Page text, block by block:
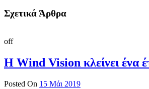
Σχετικά Άρθρα
off
Η Wind Vision κλείνει ένα
Posted On 15 Μάι 2019